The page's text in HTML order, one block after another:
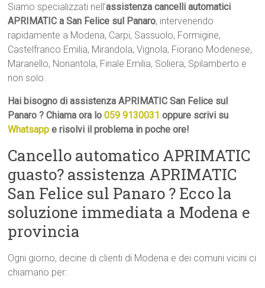
Siamo specializzati nell’assistenza cancelli automatici
APRIMATIC a San Felice sul Panaro, intervenendo
rapidamente a Modena, Carpi, Sassuolo, Formigine,
Castelfranco Emilia, Mirandola, Vignola, Fiorano Modenese,
Maranello, Nonantola, Finale Emilia, Soliera, Spilamberto e
non solo.
Hai bisogno di assistenza APRIMATIC San Felice sul
Panaro ? Chiama ora lo059 9130031 oppure scrivi su
Whatsapp e risolvi il problema in poche ore!
Cancello automatico APRIMATIC
guasto? assistenza APRIMATIC
San Felice sul Panaro ? Ecco la
soluzione immediata a Modena e
provincia
Ogni giorno, decine di clienti di Modena e dei comuni vicini ci
chiamano per: